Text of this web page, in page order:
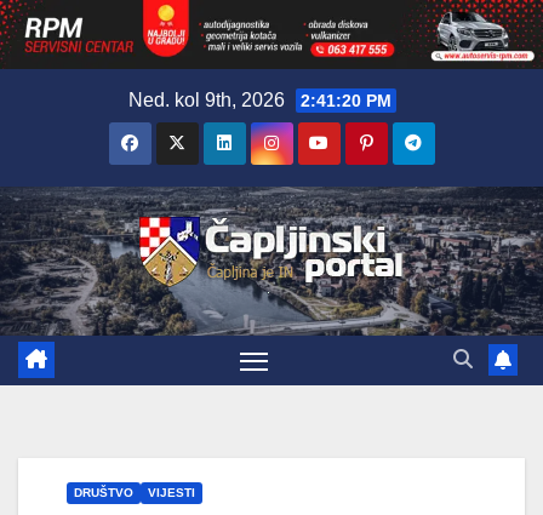
Ned. kol 9th, 2026 2:41:21 PM
DRUŠTVO VIJESTI